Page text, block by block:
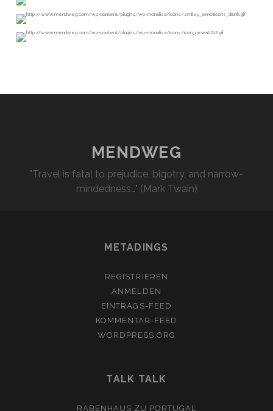
MENDWEG
"Travel is fatal to prejudice, bigotry, and narrow-
mindedness…" (Mark Twain)
METADINGS
REGISTRIEREN
ANMELDEN
EINTRAGS-FEED
KOMMENTAR-FEED
WORDPRESS.ORG
TALK TALK
RABENHAUS ZU PORTUGAL